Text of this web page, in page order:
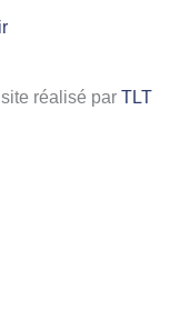
site réalisé par TLT